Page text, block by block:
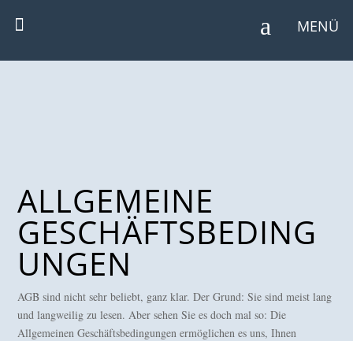
 MENÜ
ALLGEMEINE
GESCHÄFTSBEDING
UNGEN
AGB sind nicht sehr beliebt, ganz klar. Der Grund: Sie sind meist lang
und langweilig zu lesen. Aber sehen Sie es doch mal so: Die
Allgemeinen Geschäftsbedingungen ermöglichen es uns, Ihnen